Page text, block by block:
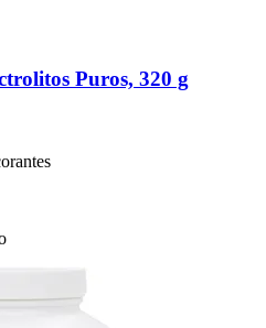
Puros, 320 g